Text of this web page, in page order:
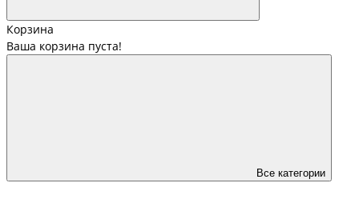
Корзина
Ваша корзина пуста!
Все категории